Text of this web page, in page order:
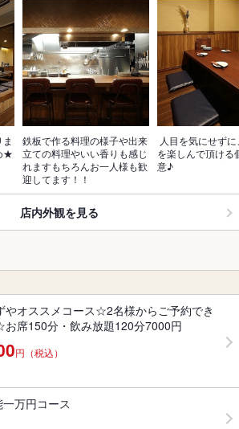
★
鉄板で作る料理の様子や出来
立ての料理やいい香りも感じ
れますもちろんお一人様も歓
迎してます！！
を楽しんで頂ける
意♪
店内外観を見る
オススメコース☆2名様からご予約でき
席150分・飲み放題120分7000円
円（税込）
万円コース